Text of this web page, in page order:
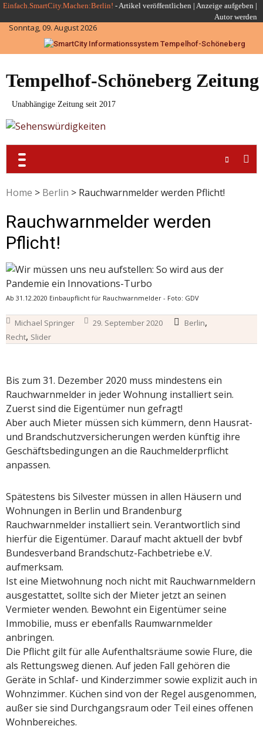
Skip
to
content
Einfach.SmartCity.Machen:Berlin! -Artikel veröffentlichen | Anzeige aufgeben |
Autor werden
Sonntag, 09. August 2026
Tempelhof-Schöneberg Zeitung
Unabhängige Zeitung seit 2017
Home > Berlin > Rauchwarnmelder werden Pflicht!
Rauchwarnmelder werden
Pflicht!
Ab 31.12.2020 Einbaupflicht für Rauchwarnmelder - Foto: GDV
Michael Springer 29. September 2020 Berlin,
Recht, Slider
Bis zum 31. Dezember 2020 muss mindestens ein
Rauchwarnmelder in jeder Wohnung installiert sein.
Zuerst sind die Eigentümer nun gefragt!
Aber auch Mieter müssen sich kümmern, denn Hausrat-
und Brandschutzversicherungen werden künftig ihre
Geschäftsbedingungen an die Rauchmelderprflicht
anpassen.
Spätestens bis Silvester müssen in allen Häusern und
Wohnungen in Berlin und Brandenburg
Rauchwarnmelder installiert sein. Verantwortlich sind
hierfür die Eigentümer. Darauf macht aktuell der bvbf
Bundesverband Brandschutz-Fachbetriebe e.V.
aufmerksam.
Ist eine Mietwohnung noch nicht mit Rauchwarnmeldern
ausgestattet, sollte sich der Mieter jetzt an seinen
Vermieter wenden. Bewohnt ein Eigentümer seine
Immobilie, muss er ebenfalls Raumwarnmelder
anbringen.
Die Pflicht gilt für alle Aufenthaltsräume sowie Flure, die
als Rettungsweg dienen. Auf jeden Fall gehören die
Geräte in Schlaf- und Kinderzimmer sowie explizit auch in
Wohnzimmer. Küchen sind von der Regel ausgenommen,
außer sie sind Durchgangsraum oder Teil eines offenen
Wohnbereiches.